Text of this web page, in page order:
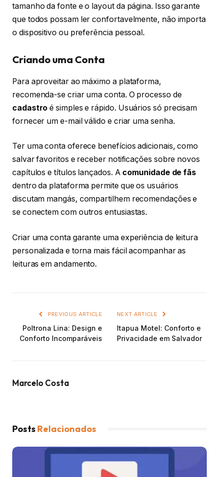
tamanho da fonte e o layout da página. Isso garante
que todos possam ler confortavelmente, não importa
o dispositivo ou preferência pessoal.
Criando uma Conta
Para aproveitar ao máximo a plataforma,
recomenda-se criar uma conta. O processo de
cadastro é simples e rápido. Usuários só precisam
fornecer um e-mail válido e criar uma senha.
Ter uma conta oferece benefícios adicionais, como
salvar favoritos e receber notificações sobre novos
capítulos e títulos lançados. A comunidade de fãs
dentro da plataforma permite que os usuários
discutam mangás, compartilhem recomendações e
se conectem com outros entusiastas.
Criar uma conta garante uma experiência de leitura
personalizada e torna mais fácil acompanhar as
leituras em andamento.
PREVIOUS ARTICLE
Poltrona Lina: Design e
Conforto Incomparáveis
NEXT ARTICLE
Itapua Motel: Conforto e
Privacidade em Salvador
Marcelo Costa
Posts Relacionados